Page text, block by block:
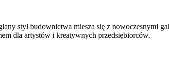
styl budownictwa miesza się z nowoczesnymi
dla artystów i kreatywnych przedsiębiorców.